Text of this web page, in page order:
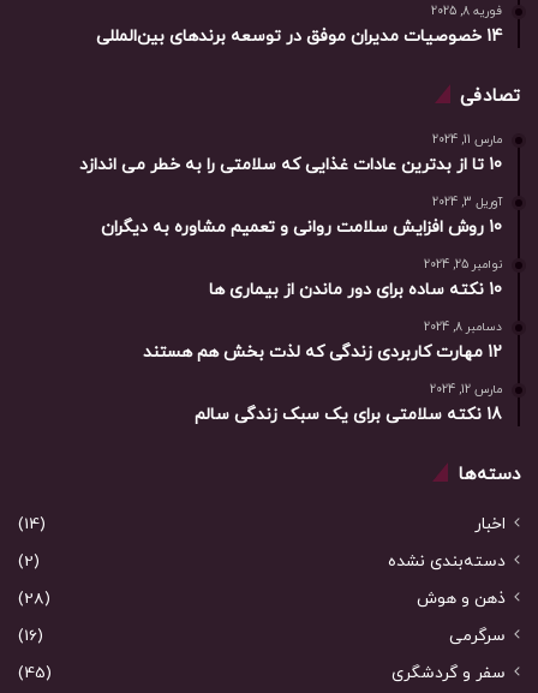
فوریه 8, 2025
14 خصوصیات مدیران موفق در توسعه برندهای بین‌المللی
تصادفی
مارس 11, 2024
10 تا از بدترین عادات غذایی که سلامتی را به خطر می اندازد
آوریل 3, 2024
10 روش افزایش سلامت روانی و تعمیم مشاوره به دیگران
نوامبر 25, 2024
10 نکته ساده برای دور ماندن از بیماری ها
دسامبر 8, 2024
12 مهارت کاربردی زندگی که لذت بخش هم هستند
مارس 12, 2024
18 نکته سلامتی برای یک سبک زندگی سالم
دسته‌ها
اخبار
(14)
دسته‌بندی نشده
(2)
ذهن و هوش
(28)
سرگرمی
(16)
سفر و گردشگری
(45)